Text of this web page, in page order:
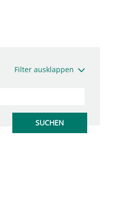
Filter ausklappen